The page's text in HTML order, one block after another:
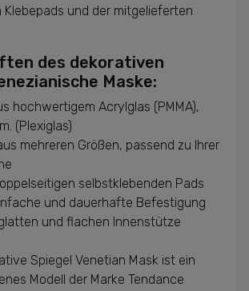
Klebepads und der mitgelieferten
des dekorativen
Maske:
hochwertigem Acrylglas (PMMA),
(Plexiglas)
mehreren Größen, passend zu Ihrer
selbstklebenden Pads
und dauerhafte Befestigung
und flachen Innenstütze
Spiegel Venetian Mask ist ein
Modell der Marke Tendance